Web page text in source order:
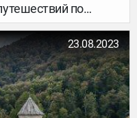
по
гидов…
23.08.2023